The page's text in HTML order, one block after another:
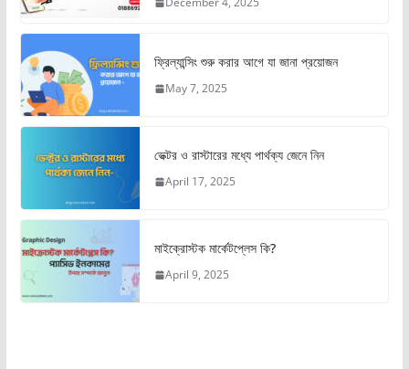
ফ্রিল্যান্সিং শুরু করার আগে যা জানা প্রয়োজন
May 7, 2025
ভেক্টর ও রাস্টারের মধ্যে পার্থক্য জেনে নিন
April 17, 2025
মাইক্রোস্টক মার্কেটপ্লেস কি?
April 9, 2025